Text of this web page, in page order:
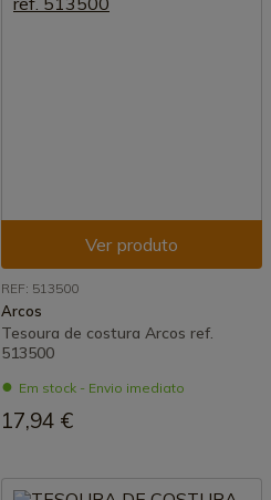
Ver produto
REF: 513500
Arcos
Tesoura de costura Arcos ref.
513500
Em stock - Envio imediato
17,94 €